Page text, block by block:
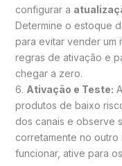
configurar a
Determine o estoque
para evitar vender um
regras de ativação e
chegar a zero.
6. Ativação e Teste:
produtos de baixo
dos canais e observe
corretamente no outro
funcionar, ative para